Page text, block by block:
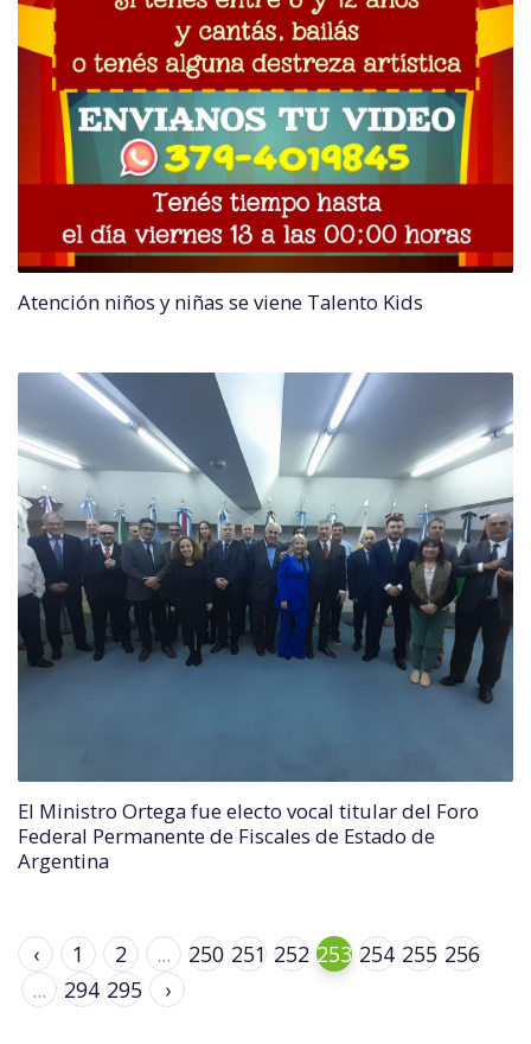
Atención niños y niñas se viene Talento Kids
El Ministro Ortega fue electo vocal titular del Foro
Federal Permanente de Fiscales de Estado de
Argentina
‹ 1 2 ... 250 251 252 253 254 255 256
...
294 295 ›